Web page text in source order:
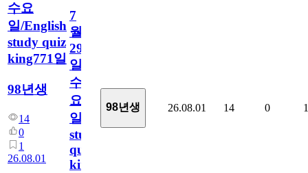
수요
일/English
study quiz
king771일
98년생
14
0
1
26.08.01
7
월
29
일
수
요
일/English
study
quiz
king771
98년생 26.08.01 14 0 1